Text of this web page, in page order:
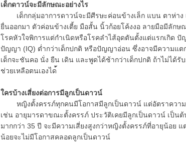
เด็กดาวน์จะมีลักษณะอย่างไร
เด็กกลุ่มอาการดาวน์จะมีศีรษะค่อนข้างเล็ก แบน ตาห่าง
ยื่นออกมา ตัวค่อนข้างเตี้ย มือสั้น นิ้วก้อยโค้งงอ ลายมือมีลักษ
โรคหัวใจพิการแต่กำเนิดหรือโรคลำไส้อุดตันตั้งแต่แรกเกิด
ปัญญา (IQ) ต่ำกว่าเด็กปกติ หรือปัญญาอ่อน ซึ่งอาจมีความแ
เด็กจะชันคอ นั่ง ยืน เดิน และพูดได้ช้ากว่าเด็กปกติ ถ้าไม่ได้รั
ช่วยเหลือตนเองได
ใครบ้างเสี่ยงต่อการมีลูกเป็นดาวน์
หญิงตั้งครรภ์ทุกคนมีโอกาสมีลูกเป็นดาวน์ แต่อัตราความ
เช่น อายุมารดาขณะตั้งครรภ์ ประวัติเคยมีลูกเป็นดาวน์ เป็น
มากกว่า 35 ปี จะมีความเสี่ยงสูงกว่าหญิงตั้งครรภ์ที่อายุน้อย
น้อยจะไม่มีโอกาสคลอดลูกเป็นดาวน์